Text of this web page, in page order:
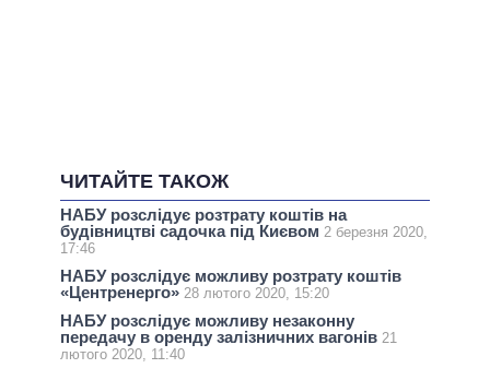
ЧИТАЙТЕ ТАКОЖ
НАБУ розслідує розтрату коштів на
будівництві садочка під Києвом 2 березня 2020,
17:46
НАБУ розслідує можливу розтрату коштів
«Центренерго» 28 лютого 2020, 15:20
НАБУ розслідує можливу незаконну
передачу в оренду залізничних вагонів 21
лютого 2020, 11:40